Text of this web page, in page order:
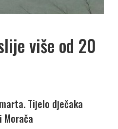
više od 20
Tijelo dječaka